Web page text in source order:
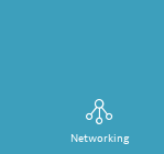
Networking